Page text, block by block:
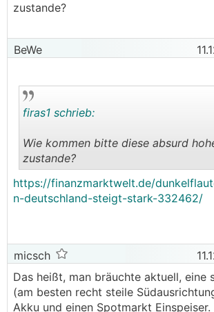
zustande?
BeWe
..
firas1 schrieb:
Wie kommen bitte diese absurd
zustande?
https://finanzmarktwelt.de/
n-deutschland-steigt-stark-332462/
micsch
Das heißt, man bräuchte aktuell, eine
(am besten recht steile
Akku und einen Spotmarkt Einspeiser.